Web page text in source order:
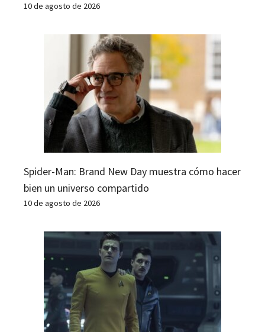
10 de agosto de 2026
Spider-Man: Brand New Day muestra cómo hacer
bien un universo compartido
10 de agosto de 2026